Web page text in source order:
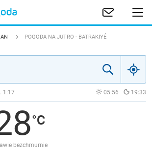
POGODA NA JUTRO - BATRAKIYÉ
1:17 05:56 19:33
bezchmurnie